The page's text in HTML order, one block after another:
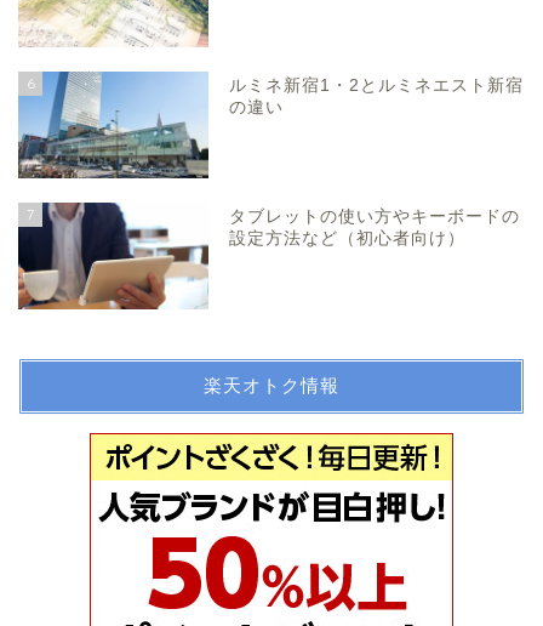
6
ルミネ新宿1・2とルミネエスト新宿
の違い
7
タブレットの使い方やキーボードの
設定方法など（初心者向け）
楽天オトク情報